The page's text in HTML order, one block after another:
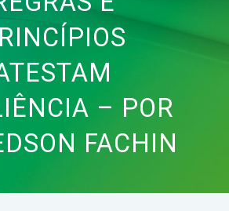
– POR
FACHIN